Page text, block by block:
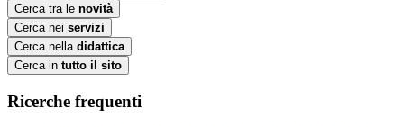
Cerca tra le novità
Cerca nei servizi
Cerca nella didattica
Cerca in tutto il sito
Ricerche frequenti